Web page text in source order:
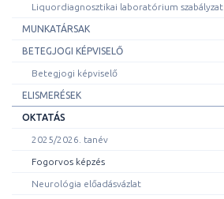
Liquordiagnosztikai laboratórium szabályzat
MUNKATÁRSAK
BETEGJOGI KÉPVISELŐ
Betegjogi képviselő
ELISMERÉSEK
OKTATÁS
2025/2026. tanév
Fogorvos képzés
Neurológia előadásvázlat